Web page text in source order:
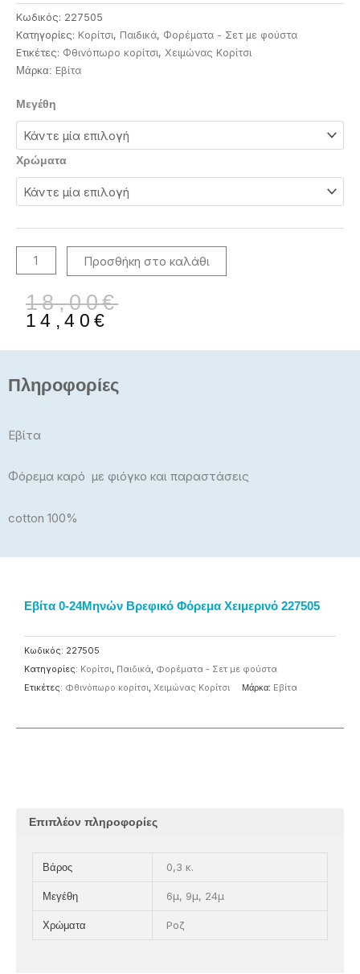
Κωδικός: 227505
Κατηγορίες: Κορίτσι, Παιδικά, Φορέματα - Σετ με φούστα
Ετικέτες: Φθινόπωρο κορίτσι, Χειμώνας Κορίτσι
Μάρκα: Eβίτα
Μεγέθη
Χρώματα
Εβίτα
0-
24Μηνών
Βρεφικό
Χειμερινό
227505
ποσότητα
Προσθήκη στο καλάθι
18,00€
Original
price
was:
18,00€.
14,40 €
Η
τρέχουσα
τιμή
είναι:
14,40€.
Πληροφορίες
Εβίτα
Φόρεμα καρό με φιόγκο και παραστάσεις
cotton 100%
Εβίτα 0-24Μηνών Βρεφικό Φόρεμα Χειμερινό 227505
Κωδικός: 227505
Κατηγορίες: Κορίτσι, Παιδικά, Φορέματα - Σετ με φούστα
Ετικέτες: Φθινόπωρο κορίτσι, Χειμώνας Κορίτσι Μάρκα: Eβίτα
Επιπλέον πληροφορίες
Βάρος 0,3 κ.
Μεγέθη 6μ, 9μ, 24μ
Χρώματα Ροζ